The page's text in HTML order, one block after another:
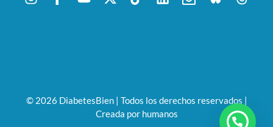
© 2026 DiabetesBien | Todos los derechos reservados |
Creada por humanos